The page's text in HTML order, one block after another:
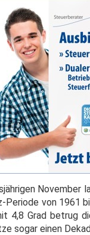
November
von 1961
4,8 Grad betrug
sogar einen